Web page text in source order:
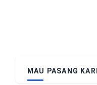
MAU PASANG